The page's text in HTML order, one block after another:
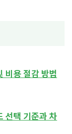
비용 절감 방법
선택 기준과 차